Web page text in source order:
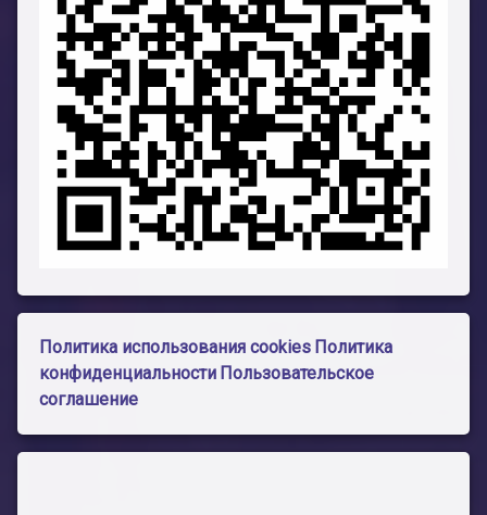
Политика использования cookies Политика
конфиденциальности Пользовательское
соглашение